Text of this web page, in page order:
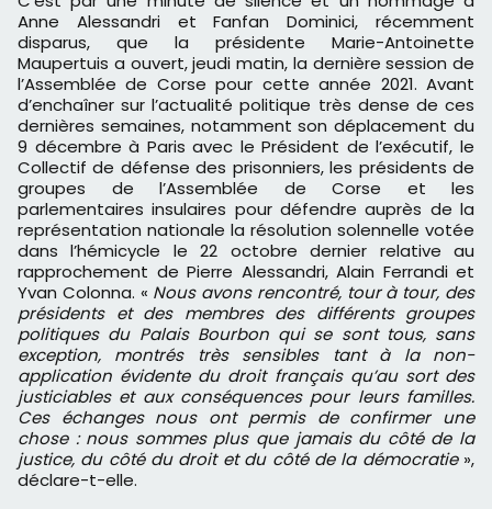
Anne Alessandri et Fanfan Dominici, récemment
disparus, que la présidente Marie-Antoinette
Maupertuis a ouvert, jeudi matin, la dernière session de
l’Assemblée de Corse pour cette année 2021. Avant
d’enchaîner sur l’actualité politique très dense de ces
dernières semaines, notamment son déplacement du
9 décembre à Paris avec le Président de l’exécutif, le
Collectif de défense des prisonniers, les présidents de
groupes de l’Assemblée de Corse et les
parlementaires insulaires pour défendre auprès de la
représentation nationale la résolution solennelle votée
dans l’hémicycle le 22 octobre dernier relative au
rapprochement de Pierre Alessandri, Alain Ferrandi et
Yvan Colonna. « Nous avons rencontré, tour à tour, des
présidents et des membres des différents groupes
politiques du Palais Bourbon qui se sont tous, sans
exception, montrés très sensibles tant à la non-
application évidente du droit français qu’au sort des
justiciables et aux conséquences pour leurs familles.
Ces échanges nous ont permis de confirmer une
chose : nous sommes plus que jamais du côté de la
justice, du côté du droit et du côté de la démocratie»,
déclare-t-elle.